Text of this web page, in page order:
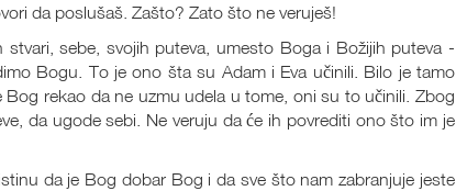
da poslušaš. Zašto? Zato što ne veruješ!
sebe, svojih puteva, umesto Boga i Božijih puteva -
Bogu. To je ono šta su Adam i Eva učinili. Bilo je tamo
rekao da ne uzmu udela u tome, oni su to učinili. Zbog
da ugode sebi. Ne veruju da će ih povrediti ono što im je
da je Bog dobar Bog i da sve što nam zabranjuje jeste